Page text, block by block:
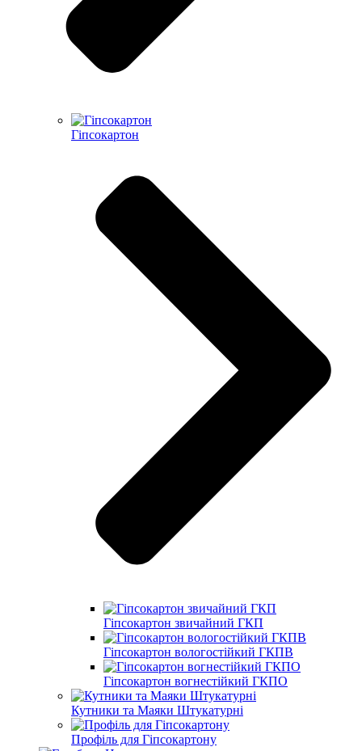
Гіпсокартон
Гіпсокартон звичайний ГКП
Гіпсокартон вологостійкий ГКПВ
Гіпсокартон вогнестійкий ГКПО
Кутники та Маяки Штукатурні
Профіль для Гіпсокартону